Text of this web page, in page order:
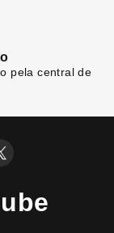
pela central de